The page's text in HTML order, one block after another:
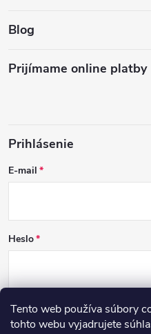
Tento web používa súbory
tohto webu vyjadrujete
Blog
Prijímame online platby
Prihlásenie
E-mail
Heslo
PRIHLÁSIŤ SA